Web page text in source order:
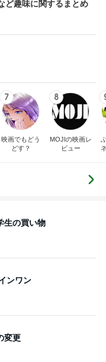
ど趣味に関するまとめ
7
映画でもどう
どす？
8
MOJIの映画レ
ビュー
生の買い物
ンワン
変更